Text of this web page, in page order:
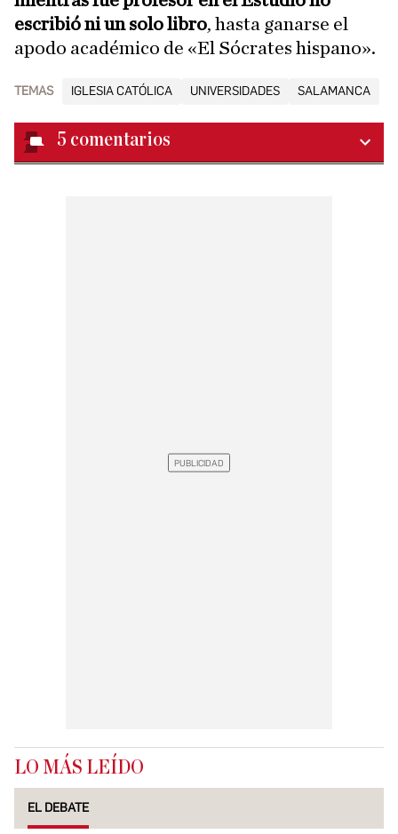
escribió ni un solo libro, hasta ganarse el
apodo académico de «El Sócrates hispano».
TEMAS IGLESIA CATÓLICA UNIVERSIDADES SALAMANCA
5 comentarios
LO MÁS LEÍDO
EL DEBATE